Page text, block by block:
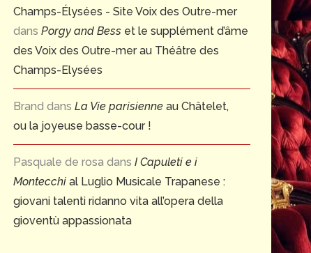
Champs-Élysées - Site Voix des Outre-mer
dans Porgy and Bess et le supplément d’âme
des Voix des Outre-mer au Théâtre des
Champs-Elysées
Brand dans La Vie parisienne au Châtelet,
ou la joyeuse basse-cour !
Pasquale de rosa dans I Capuleti e i
Montecchi al Luglio Musicale Trapanese :
giovani talenti ridanno vita all’opera della
gioventù appassionata